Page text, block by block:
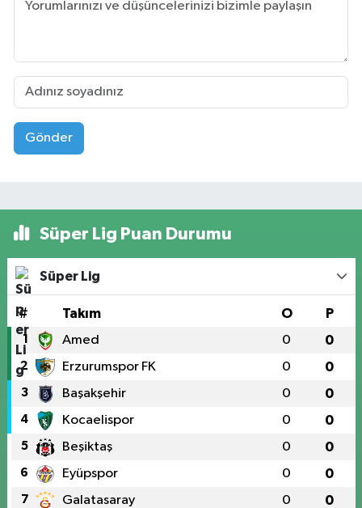
Gönder
Süper Lig Puan Durumu
Süper Lig
# Takım O P
1 Amed 0 0
2 Erzurumspor FK 0 0
3 Başakşehir 0 0
4 Kocaelispor 0 0
5 Beşiktaş 0 0
6 Eyüpspor 0 0
7 Galatasaray 0 0